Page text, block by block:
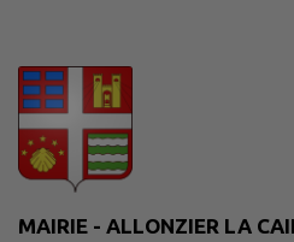
MAIRIE - ALLONZIER LA